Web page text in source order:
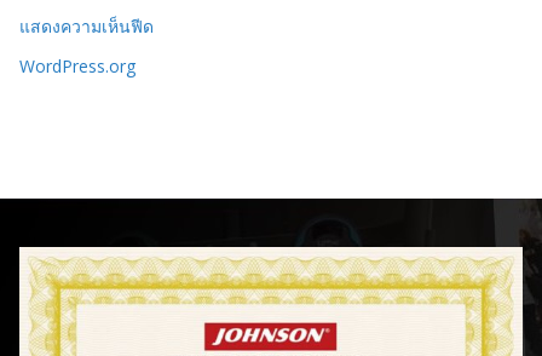
แสดงความเห็นฟีด
WordPress.org